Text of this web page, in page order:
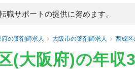
職サポートの提供に努めます。
府の薬剤師求人 大阪市の薬剤師求人 西成区
(大阪府)の年収